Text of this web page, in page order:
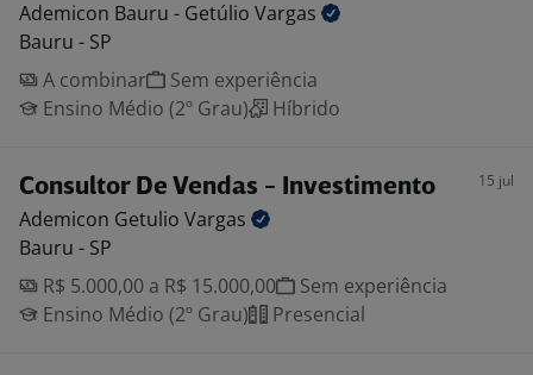
Ademicon Bauru - Getúlio Vargas
Bauru - SP
A combinar
Sem experiência
Ensino Médio (2º Grau)
Híbrido
Consultor De Vendas - Investimento 15 jul
Ademicon Getulio Vargas
Bauru - SP
R$ 5.000,00 a R$ 15.000,00
Sem experiência
Ensino Médio (2º Grau)
Presencial